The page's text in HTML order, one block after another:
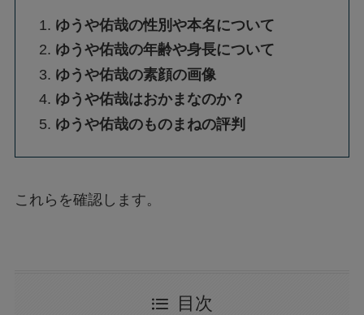
ゆうや佑哉の性別や本名について
ゆうや佑哉の年齢や身長について
ゆうや佑哉の素顔の画像
ゆうや佑哉はおかまなのか？
ゆうや佑哉のものまねの評判
これらを確認します。
目次